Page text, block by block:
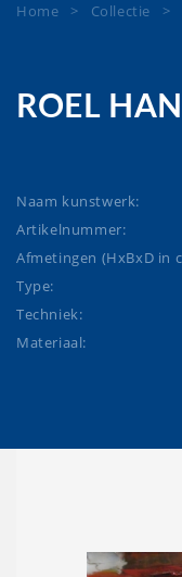
Home > Collectie >
ROEL
Naam kunstwerk:
Artikelnummer:
Afmetingen (HxBxD in
Type:
Techniek:
Materiaal: